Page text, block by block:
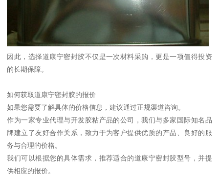
因此，选择道康宁密封胶不仅是一次材料采购，更是一项值得投资
的长期保障。
如何获取道康宁密封胶的报价
如果您需要了解具体的价格信息，建议通过正规渠道咨询。
作为一家专业代理与开发胶粘产品的公司，我们与多家国际知名品
牌建立了友好合作关系，致力于为客户提供优质的产品、良好的服
务与合理的价格。
我们可以根据您的具体需求，推荐适合的道康宁密封胶型号，并提
供相应的报价。